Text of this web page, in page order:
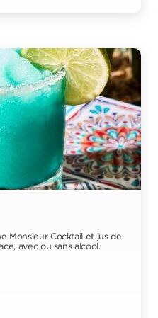
Monsieur Cocktail et jus de
avec ou sans alcool.